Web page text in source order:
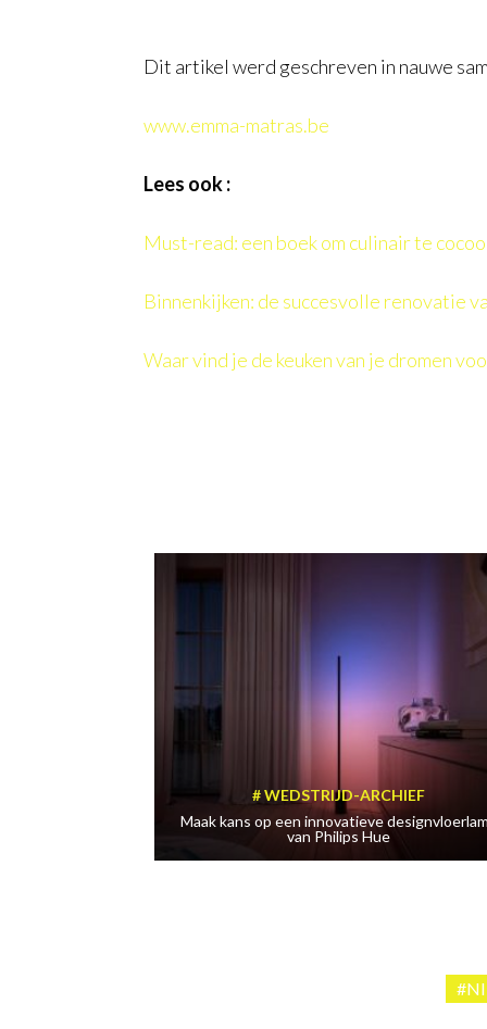
Dit artikel werd geschreven in nauwe
www.emma-matras.be
Lees ook :
Must-read: een boek om culinair te
Binnenkijken: de succesvolle renovatie
Waar vind je de keuken van je dromen
WEDSTRIJD-ARCHIEF
Maak kans op een innovatieve
van Philips Hue